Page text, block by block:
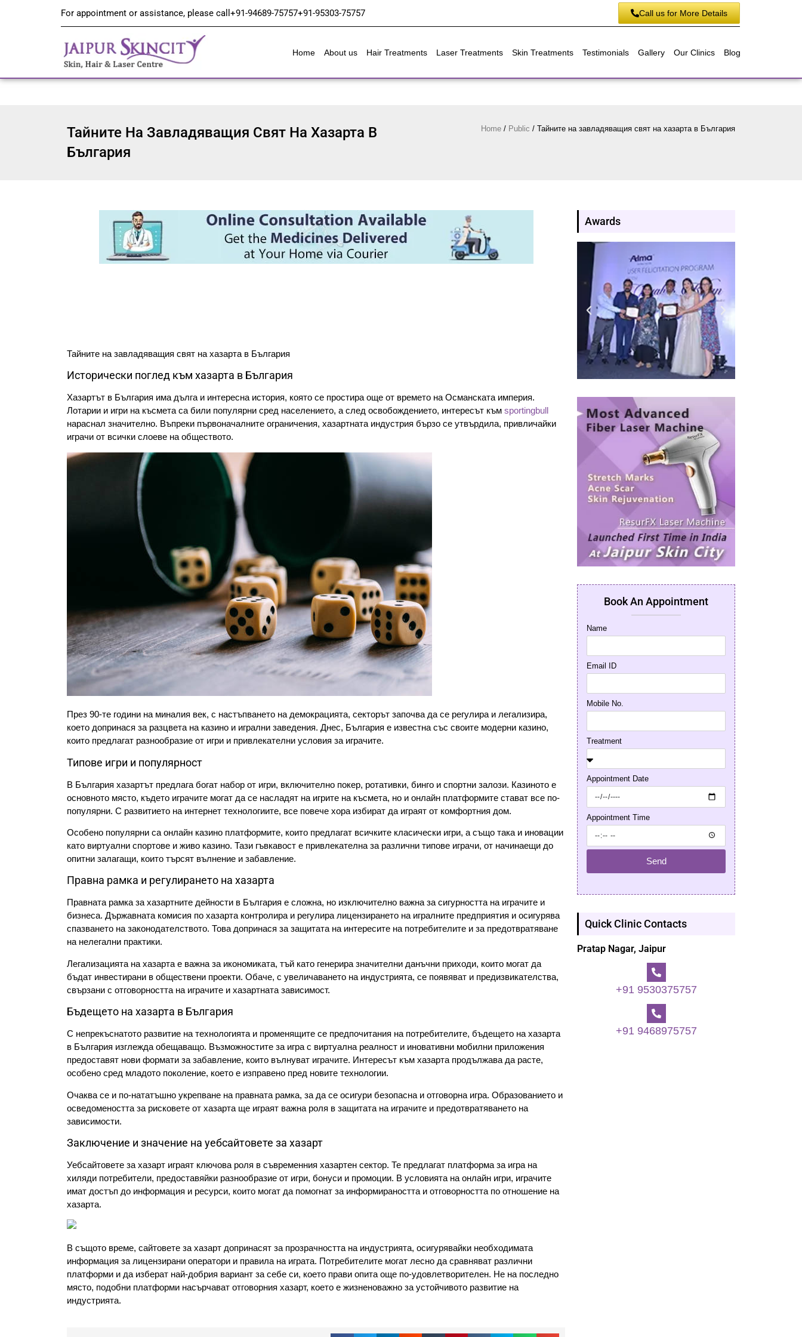
For appointment or assistance, please call +91-94689-75757+91-95303-75757 Call us for More Details
Home About us Hair Treatments Laser Treatments Skin Treatments Testimonials Gallery Our Clinics Blog
Тайните На Завладяващия Свят На Хазарта В
България
Home / Public / Тайните на завладяващия свят на хазарта в България
Тайните на завладяващия свят на хазарта в България
Исторически поглед към хазарта в България
Хазартът в България има дълга и интересна история, която се простира още от времето на Османската империя.
Лотарии и игри на късмета са били популярни сред населението, а след освобождението, интересът към sportingbull
нараснал значително. Въпреки първоначалните ограничения, хазартната индустрия бързо се утвърдила, привличайки
играчи от всички слоеве на обществото.
През 90-те години на миналия век, с настъпването на демокрацията, секторът започва да се регулира и легализира,
което допринася за разцвета на казино и игрални заведения. Днес, България е известна със своите модерни казино,
които предлагат разнообразие от игри и привлекателни условия за играчите.
Типове игри и популярност
В България хазартът предлага богат набор от игри, включително покер, ротативки, бинго и спортни залози. Казиното е
основното място, където играчите могат да се насладят на игрите на късмета, но и онлайн платформите стават все по-
популярни. С развитието на интернет технологиите, все повече хора избират да играят от комфортния дом.
Особено популярни са онлайн казино платформите, които предлагат всичките класически игри, а също така и иновации
като виртуални спортове и живо казино. Тази гъвкавост е привлекателна за различни типове играчи, от начинаещи до
опитни залагащи, които търсят вълнение и забавление.
Правна рамка и регулирането на хазарта
Правната рамка за хазартните дейности в България е сложна, но изключително важна за сигурността на играчите и
бизнеса. Държавната комисия по хазарта контролира и регулира лицензирането на игралните предприятия и осигурява
спазването на законодателството. Това допринася за защитата на интересите на потребителите и за предотвратяване
на нелегални практики.
Легализацията на хазарта е важна за икономиката, тъй като генерира значителни данъчни приходи, които могат да
бъдат инвестирани в обществени проекти. Обаче, с увеличаването на индустрията, се появяват и предизвикателства,
свързани с отговорността на играчите и хазартната зависимост.
Бъдещето на хазарта в България
С непрекъснатото развитие на технологията и променящите се предпочитания на потребителите, бъдещето на хазарта
в България изглежда обещаващо. Възможностите за игра с виртуална реалност и иновативни мобилни приложения
предоставят нови формати за забавление, които вълнуват играчите. Интересът към хазарта продължава да расте,
особено сред младото поколение, което е изправено пред новите технологии.
Очаква се и по-нататъшно укрепване на правната рамка, за да се осигури безопасна и отговорна игра. Образованието и
осведомеността за рисковете от хазарта ще играят важна роля в защитата на играчите и предотвратяването на
зависимости.
Заключение и значение на уебсайтовете за хазарт
Уебсайтовете за хазарт играят ключова роля в съвременния хазартен сектор. Те предлагат платформа за игра на
хиляди потребители, предоставяйки разнообразие от игри, бонуси и промоции. В условията на онлайн игри, играчите
имат достъп до информация и ресурси, които могат да помогнат за информираността и отговорността по отношение на
хазарта.
В същото време, сайтовете за хазарт допринасят за прозрачността на индустрията, осигурявайки необходимата
информация за лицензирани оператори и правила на играта. Потребителите могат лесно да сравняват различни
платформи и да изберат най-добрия вариант за себе си, което прави опита още по-удовлетворителен. Не на последно
място, подобни платформи насърчават отговорния хазарт, което е жизненоважно за устойчивото развитие на
индустрията.
Awards
Book An Appointment
Name
Email ID
Mobile No.
Treatment
Appointment Date
Appointment Time
Send
Quick Clinic Contacts
Pratap Nagar, Jaipur
+91 9530375757
+91 9468975757